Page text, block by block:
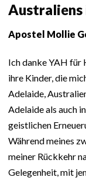
Australiens
Apostel Mollie
Ich danke YAH
ihre Kinder, die
Adelaide,
Adelaide als auch
geistlichen
Während meines
meiner Rückkehr
Gelegenheit, mit